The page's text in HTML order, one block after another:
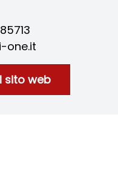
one.it
sito web